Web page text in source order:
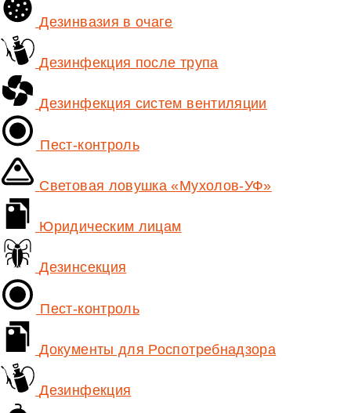
Дезинвазия в очаге
Дезинфекция после трупа
Дезинфекция систем вентиляции
Пест-контроль
Световая ловушка «Мухолов-УФ»
Юридическим лицам
Дезинсекция
Пест-контроль
Документы для Роспотребнадзора
Дезинфекция